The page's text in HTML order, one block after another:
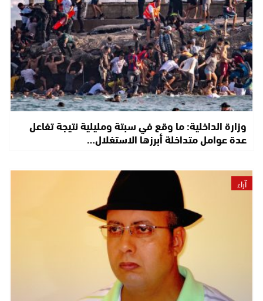
وزارة الداخلية: ما وقع في سبتة ومليلية نتيجة تفاعل
عدة عوامل متداخلة أبرزها الاستغلال…
آراء